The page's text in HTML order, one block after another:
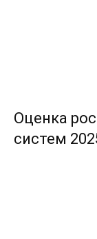
Оценка
систем